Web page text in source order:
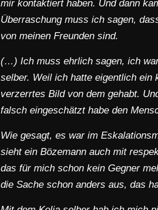
mir kontaktiert haben. Und dann
Überraschung muss ich sagen,
von meinen Freunden sind.
(…) Ich muss ehrlich sagen, ich
selber. Weil ich hatte eigentlich ein
verzerrtes Bild von dem gehabt.
falsch eingeschätzt habe den
Wie gesagt, es war im
sieht ein Bözemann auch mit
das für mich schon kein Gegner
die Sache schon anders aus, das